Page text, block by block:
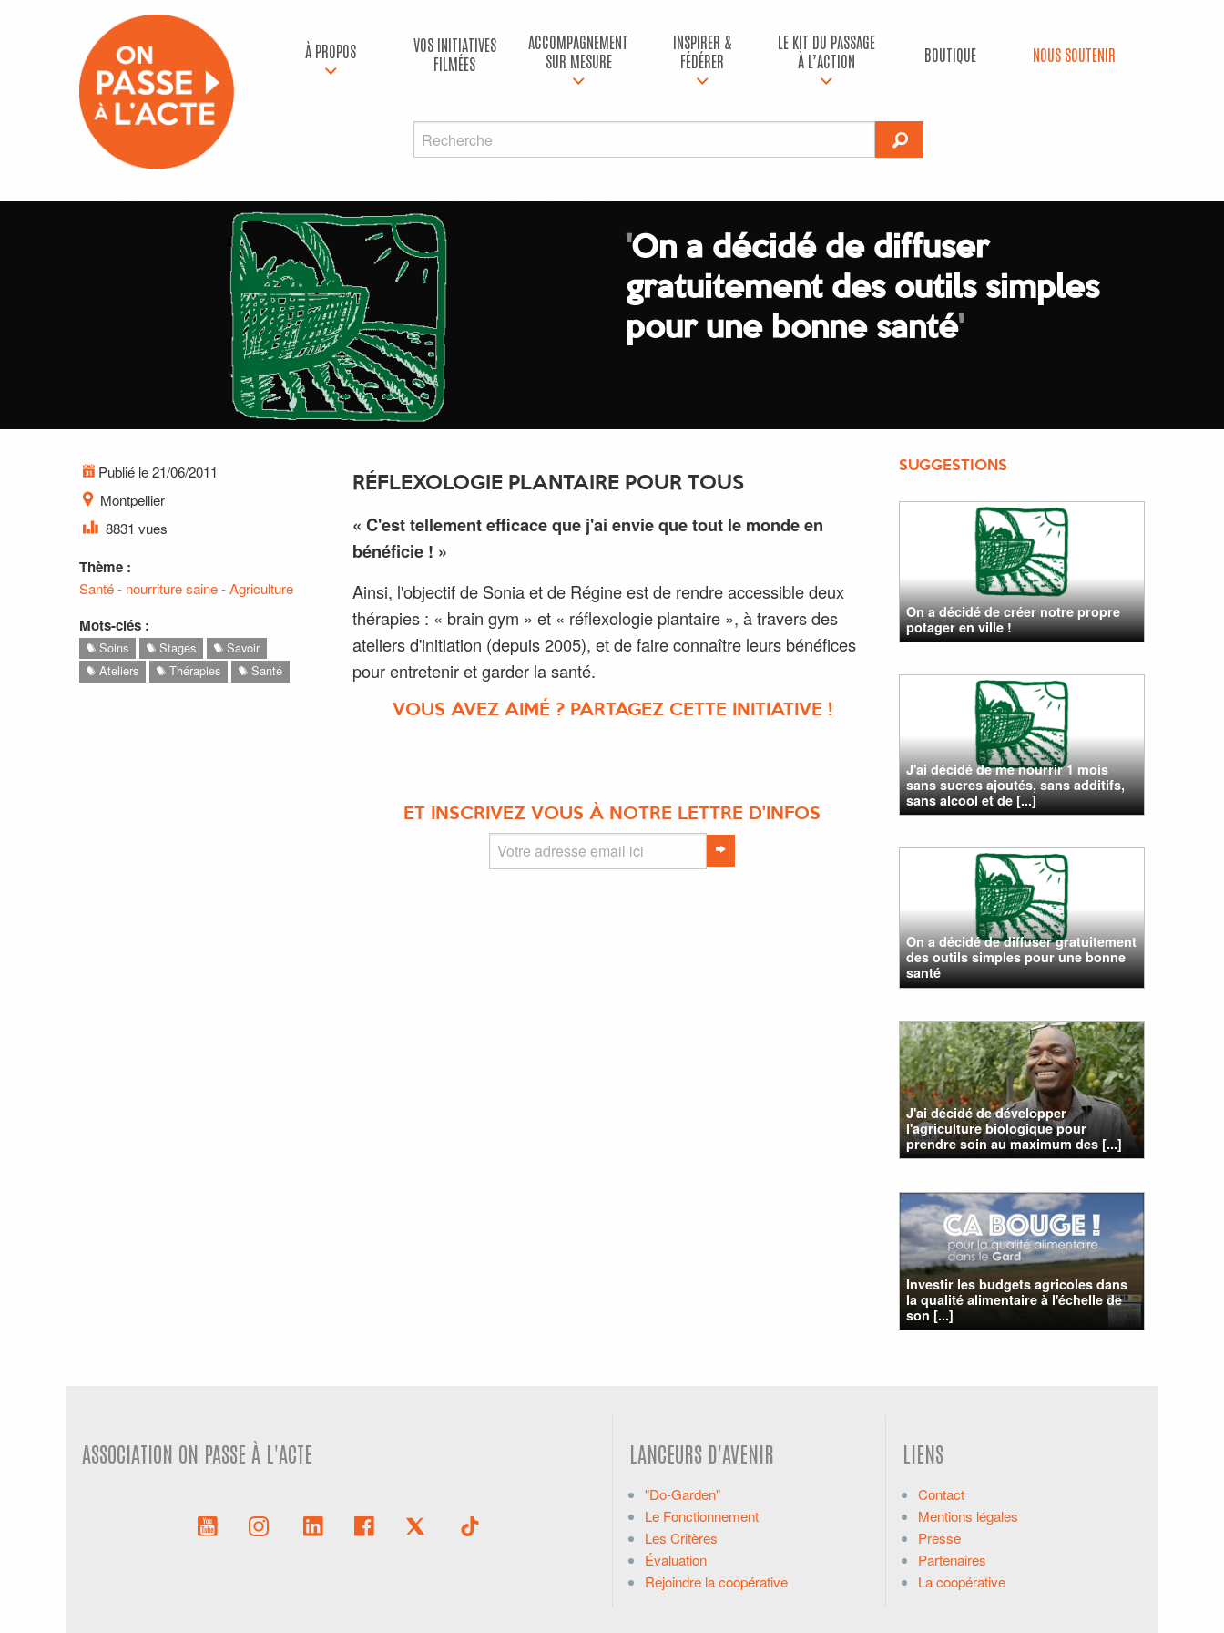
À PROPOS
VOS INITIATIVES
FILMÉES
ACCOMPAGNEMENT
SUR MESURE
INSPIRER &
FÉDÉRER
LE KIT DU PASSAGE
À L’ACTION
BOUTIQUE NOUS SOUTENIR
'On a décidé de diffuser
gratuitement des outils simples
pour une bonne santé'
Publié le 21/06/2011
Montpellier
8831 vues
Thème :
Santé - nourriture saine - Agriculture
Mots-clés :
Soins Stages
Savoir
Ateliers
Thérapies Santé
RÉFLEXOLOGIE PLANTAIRE POUR TOUS
« C'est tellement efficace que j'ai envie que tout le monde en
bénéficie ! »
Ainsi, l'objectif de Sonia et de Régine est de rendre accessible deux
thérapies : « brain gym » et « réflexologie plantaire », à travers des
ateliers d'initiation (depuis 2005), et de faire connaître leurs bénéfices
pour entretenir et garder la santé.
VOUS AVEZ AIMÉ ? PARTAGEZ CETTE INITIATIVE !
ET INSCRIVEZ VOUS À NOTRE LETTRE D'INFOS
SUGGESTIONS
On a décidé de créer notre propre
potager en ville !
J'ai décidé de me nourrir 1 mois
sans sucres ajoutés, sans additifs,
sans alcool et de [...]
On a décidé de diffuser gratuitement
des outils simples pour une bonne
santé
J'ai décidé de développer
l'agriculture biologique pour
prendre soin au maximum des [...]
Investir les budgets agricoles dans
la qualité alimentaire à l'échelle de
son [...]
ASSOCIATION ON PASSE À L'ACTE LANCEURS D'AVENIR
"Do-Garden"
Le Fonctionnement
Les Critères
Évaluation
Rejoindre la coopérative
LIENS
Contact
Mentions légales
Presse
Partenaires
La coopérative